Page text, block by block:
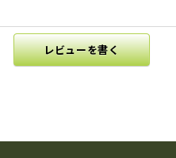
レビューを書く